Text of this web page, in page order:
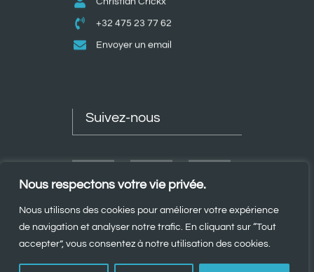
Nous respectons votre vie privée.
Nous utilisons des cookies pour améliorer votre expérience
de navigation et analyser notre trafic. En cliquant sur “Tout
accepter”, vous consentez à notre utilisation des cookies.
+32 475 23 77 62
Envoyer un email
Suivez-nous